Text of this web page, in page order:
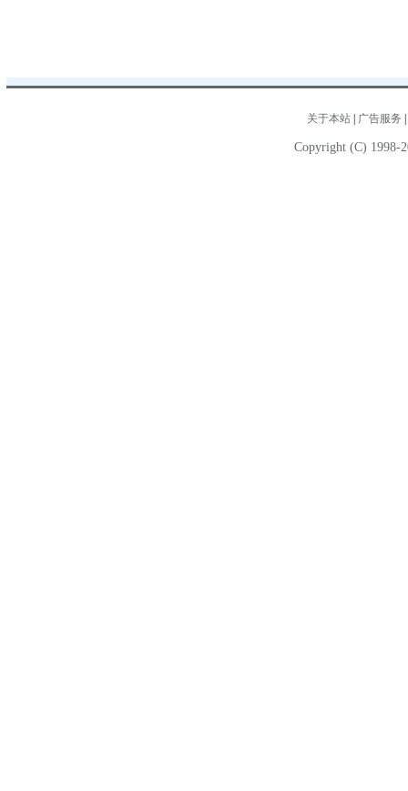
关于本站 广告服务
Copyright (C) 1998-